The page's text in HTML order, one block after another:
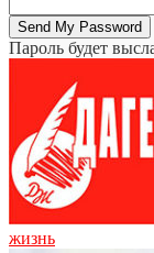
Пароль будет
жизнь